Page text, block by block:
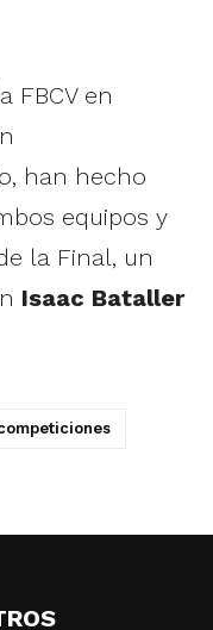
FBCV en
han hecho
equipos y
la Final, un
Isaac Bataller